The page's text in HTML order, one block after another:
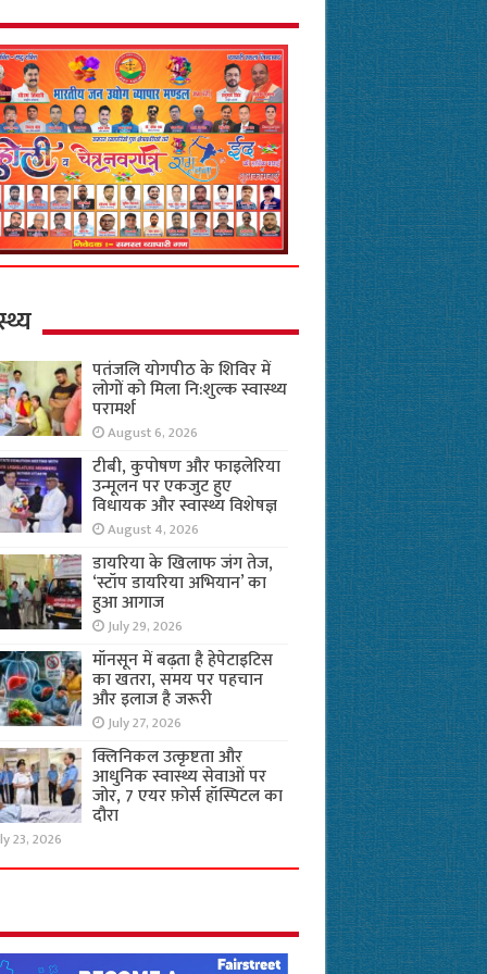
पतंजलि योगपीठ के शिविर में
लोगों को मिला नि:शुल्क स्वास्थ्य
परामर्श
August 6, 2026
टीबी, कुपोषण और फाइलेरिया
उन्मूलन पर एकजुट हुए
विधायक और स्वास्थ्य विशेषज्ञ
August 4, 2026
डायरिया के खिलाफ जंग तेज,
‘स्टॉप डायरिया अभियान’ का
हुआ आगाज
July 29, 2026
मॉनसून में बढ़ता है हेपेटाइटिस
का खतरा, समय पर पहचान
और इलाज है जरूरी
July 27, 2026
क्लिनिकल उत्कृष्टता और
आधुनिक स्वास्थ्य सेवाओं पर
जोर, 7 एयर फ़ोर्स हॉस्पिटल का
दौरा
23, 2026